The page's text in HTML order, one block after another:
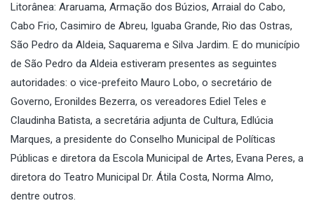
Litorânea: Araruama, Armação dos Búzios, Arraial do Cabo,
Cabo Frio, Casimiro de Abreu, Iguaba Grande, Rio das Ostras,
São Pedro da Aldeia, Saquarema e Silva Jardim. E do município
de São Pedro da Aldeia estiveram presentes as seguintes
autoridades: o vice-prefeito Mauro Lobo, o secretário de
Governo, Eronildes Bezerra, os vereadores Ediel Teles e
Claudinha Batista, a secretária adjunta de Cultura, Edlúcia
Marques, a presidente do Conselho Municipal de Políticas
Públicas e diretora da Escola Municipal de Artes, Evana Peres, a
diretora do Teatro Municipal Dr. Átila Costa, Norma Almo,
dentre outros.